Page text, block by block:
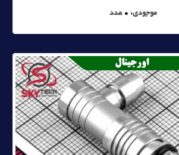
موجودی: 0 عدد